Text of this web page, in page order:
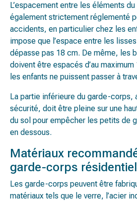
L’espacement entre les éléments
également strictement réglementé
accidents, en particulier chez les
impose que l’espace entre les
dépasse pas 18 cm. De même, les
doivent être espacés d’au
les enfants ne puissent passer à
La partie inférieure du garde-corps,
sécurité, doit être pleine sur une
du sol pour empêcher les petits de
en dessous.
Matériaux
garde-corps
Les garde-corps peuvent être
matériaux tels que le verre, l’acier